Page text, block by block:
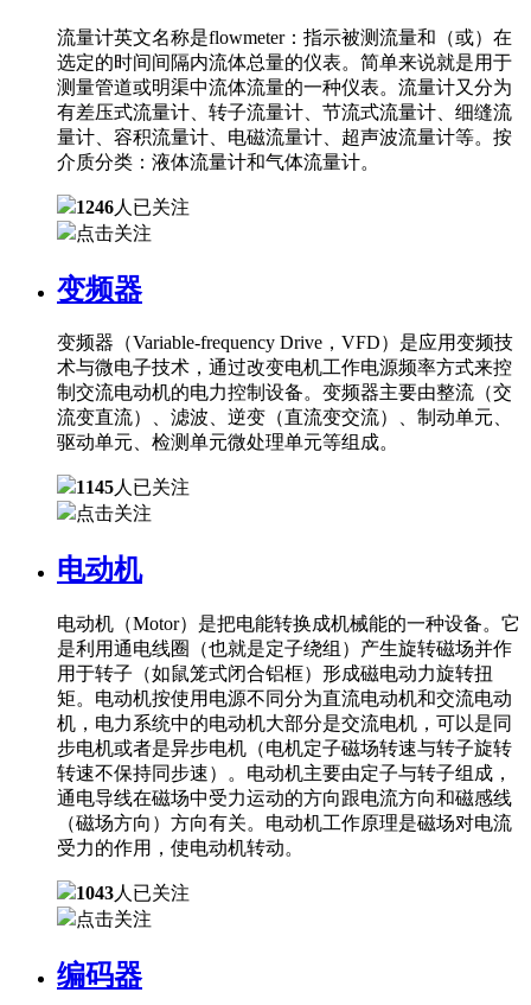
流量计英文名称是flowmeter：指示被测流量和（或）在
选定的时间间隔内流体总量的仪表。简单来说就是用于
测量管道或明渠中流体流量的一种仪表。流量计又分为
有差压式流量计、转子流量计、节流式流量计、细缝流
量计、容积流量计、电磁流量计、超声波流量计等。按
介质分类：液体流量计和气体流量计。
1246人已关注
点击关注
变频器
变频器（Variable-frequency Drive，VFD）是应用变频技
术与微电子技术，通过改变电机工作电源频率方式来控
制交流电动机的电力控制设备。变频器主要由整流（交
流变直流）、滤波、逆变（直流变交流）、制动单元、
驱动单元、检测单元微处理单元等组成。
1145人已关注
点击关注
电动机
电动机（Motor）是把电能转换成机械能的一种设备。它
是利用通电线圈（也就是定子绕组）产生旋转磁场并作
用于转子（如鼠笼式闭合铝框）形成磁电动力旋转扭
矩。电动机按使用电源不同分为直流电动机和交流电动
机，电力系统中的电动机大部分是交流电机，可以是同
步电机或者是异步电机（电机定子磁场转速与转子旋转
转速不保持同步速）。电动机主要由定子与转子组成，
通电导线在磁场中受力运动的方向跟电流方向和磁感线
（磁场方向）方向有关。电动机工作原理是磁场对电流
受力的作用，使电动机转动。
1043人已关注
点击关注
编码器